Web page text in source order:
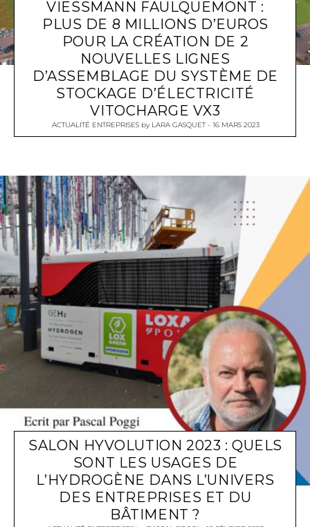
VIESSMANN FAULQUEMONT :
PLUS DE 8 MILLIONS D’EUROS
POUR LA CRÉATION DE 2
NOUVELLES LIGNES
D’ASSEMBLAGE DU SYSTÈME DE
STOCKAGE D’ÉLECTRICITÉ
VITOCHARGE VX3
ACTUALITÉ ENTREPRISESby LARA GASQUET 16 MARS 2023
SALON HYVOLUTION 2023 : QUELS
SONT LES USAGES DE
L’HYDROGÈNE DANS L’UNIVERS
DES ENTREPRISES ET DU
BÂTIMENT ?